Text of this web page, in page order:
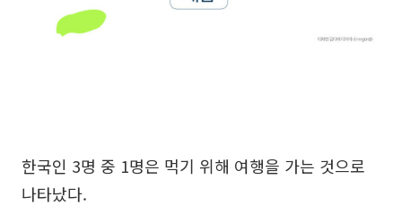
한국인 3명 중 1명은 먹기 위해 여행을 가는 것으로
나타났다.